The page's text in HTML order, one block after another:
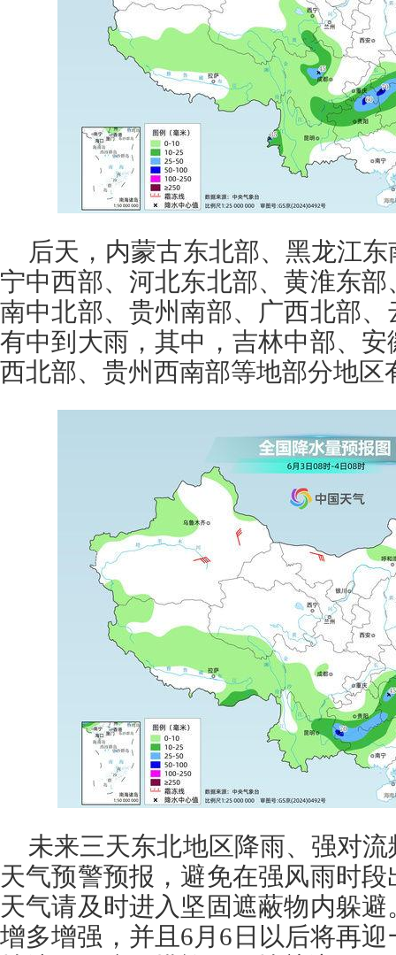
后天，内蒙古东北部、黑龙江
宁中西部、河北东北部、黄淮东
南中北部、贵州南部、广西北部
有中到大雨，其中，吉林中部、
西北部、贵州西南部等地部分地区
未来三天东北地区降雨、强对
天气预警预报，避免在强风雨时
天气请及时进入坚固遮蔽物内躲
增多增强，并且6月6日以后将再